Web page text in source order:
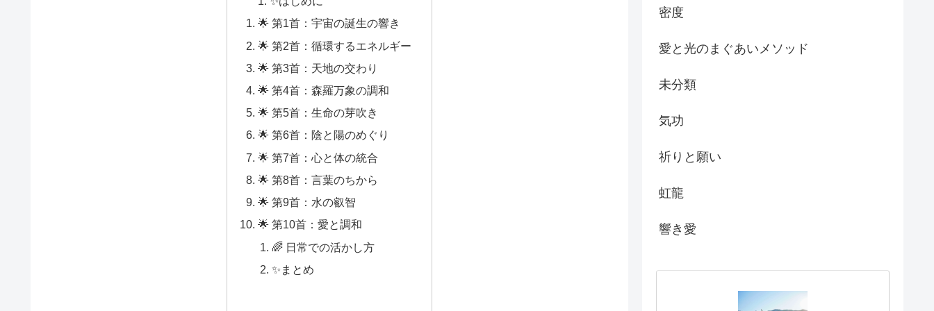
🌟 第1首：宇宙の誕生の響き
🌟 第2首：循環するエネルギー
🌟 第3首：天地の交わり
🌟 第4首：森羅万象の調和
🌟 第5首：生命の芽吹き
🌟 第6首：陰と陽のめぐり
🌟 第7首：心と体の統合
🌟 第8首：言葉のちから
🌟 第9首：水の叡智
🌟 第10首：愛と調和
🌈 日常での活かし方
✨まとめ
密度
愛と光のまぐあいメソッド
未分類
気功
祈りと願い
虹龍
響き愛